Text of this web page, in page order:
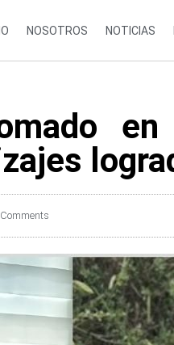
NOSOTROS NOTICIAS